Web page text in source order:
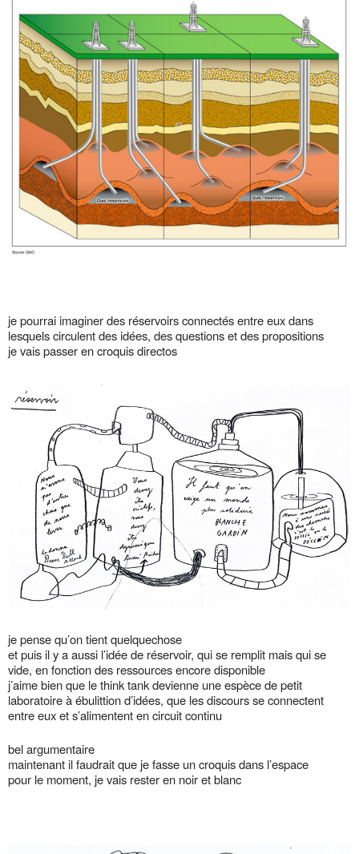
je pourrai imaginer des réservoirs connectés entre eux dans
lesquels circulent des idées, des questions et des propositions
je vais passer en croquis directos
je pense qu’on tient quelquechose
et puis il y a aussi l’idée de réservoir, qui se remplit mais qui se
vide, en fonction des ressources encore disponible
j’aime bien que le think tank devienne une espèce de petit
laboratoire à ébulittion d’idées, que les discours se connectent
entre eux et s’alimentent en circuit continu
bel argumentaire
maintenant il faudrait que je fasse un croquis dans l’espace
pour le moment, je vais rester en noir et blanc